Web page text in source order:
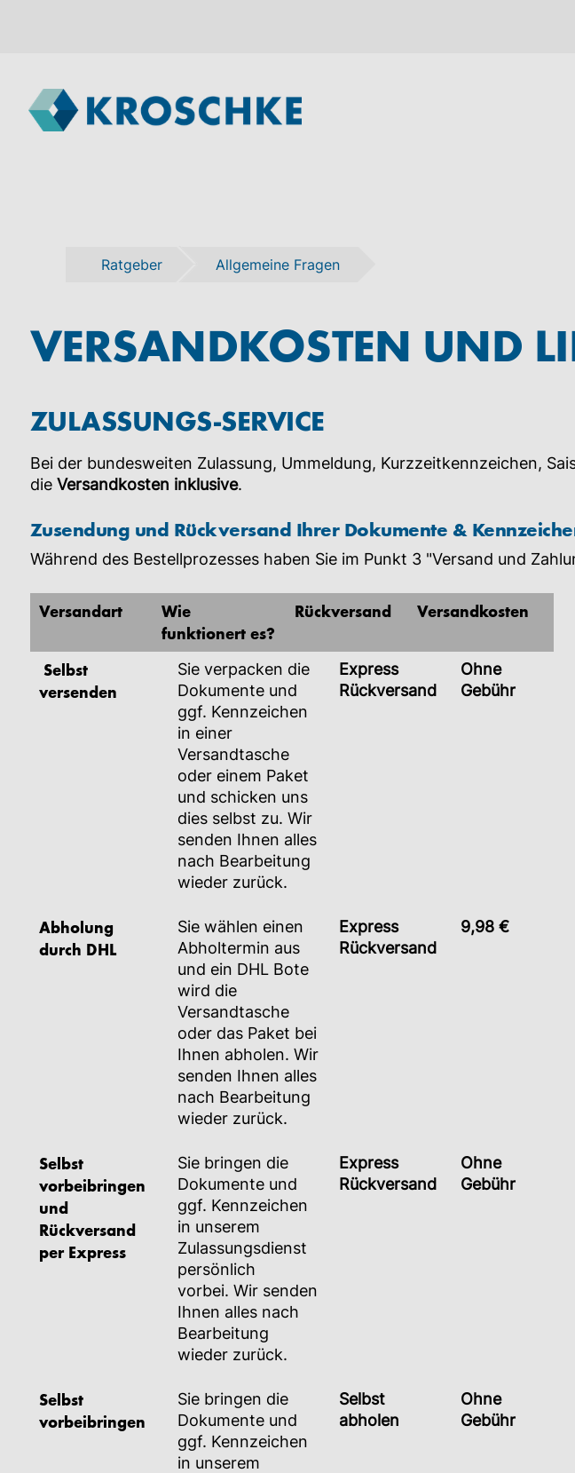
Ratgeber Allgemeine Fragen
VERSANDKOSTEN UND
ZULASSUNGS-SERVICE
Bei der bundesweiten Zulassung, Ummeldung, Kurzzeitkennzeichen,
die Versandkosten inklusive.
Zusendung und Rückversand Ihrer Dokumente &
Während des Bestellprozesses haben Sie im Punkt 3 "Versand und
Versandart
Wie
funktionert es?
Rückversand Versandkosten
Selbst
versenden
Sie verpacken die
Dokumente und
ggf. Kennzeichen
in einer
Versandtasche
oder einem Paket
und schicken uns
dies selbst zu. Wir
senden Ihnen alles
nach Bearbeitung
wieder zurück.
Express
Rückversand
Ohne
Gebühr
Abholung
durch DHL
Sie wählen einen
Abholtermin aus
und ein DHL Bote
wird die
Versandtasche
oder das Paket bei
Ihnen abholen. Wir
senden Ihnen alles
nach Bearbeitung
wieder zurück.
Express
Rückversand
9,98 €
Selbst
vorbeibringen
und
Rückversand
per Express
Sie bringen die
Dokumente und
ggf. Kennzeichen
in unserem
Zulassungsdienst
persönlich
vorbei. Wir senden
Ihnen alles nach
Bearbeitung
wieder zurück.
Express
Rückversand
Ohne
Gebühr
Selbst
vorbeibringen
Sie bringen die
Dokumente und
ggf. Kennzeichen
in unserem
Selbst
abholen
Ohne
Gebühr